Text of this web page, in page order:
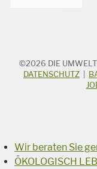
STICHWORTSUCHE
Suchbegriff
©2026 DIE
DATENSCHUTZ
Wir beraten Sie
ÖKOLOGISCH